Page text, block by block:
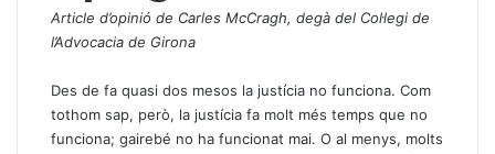
Article d’opinió de Carles McCragh, degà del Col·legi de
l’Advocacia de Girona
Des de fa quasi dos mesos la justícia no funciona. Com
tothom sap, però, la justícia fa molt més temps que no
funciona; gairebé no ha funcionat mai. O al menys, molts